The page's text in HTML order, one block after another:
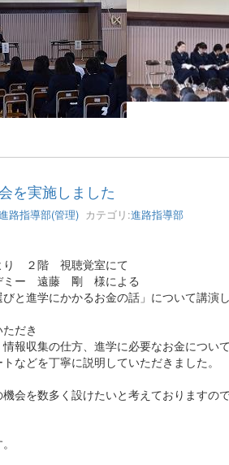
を実施しました
路指導部(管理) カテゴリ:進路指導部
り ２階 視聴覚室にて
ミー 遠藤 剛 様による
と進学にかかるお金の話」について講演
だき
報収集の仕方、進学に必要なお金について
などを丁寧に説明していただきました。
会を数多く設けたいと考えております